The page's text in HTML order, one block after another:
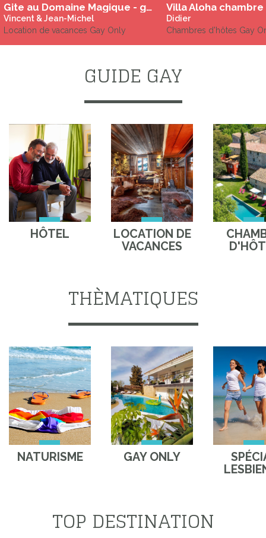
Gite au Domaine Magique - gay only
Vincent & Jean-Michel
Location de vacances Gay Only
Didier
Chambres d'hôtes Gay
GUIDE GAY
HÔTEL
LOCATION DE
VACANCES
THÈMATIQUES
NATURISME GAY ONLY
TOP DESTINATION